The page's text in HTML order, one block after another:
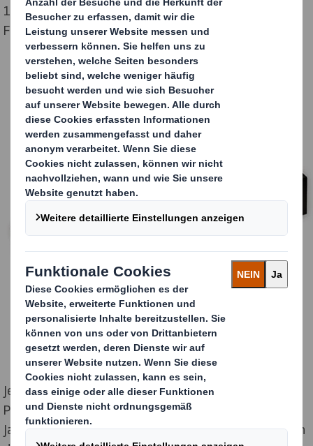
100% aus Wellpappe und sind mit wasserbasierten
Farben bedruckt.
Jean-Michel Audivert, Directeur Commercial DS Smith
Packaging Kunheim, sagt: „Wir arbeiten seit vielen
Jahren eng mit abCrémation zusammen und verstehen